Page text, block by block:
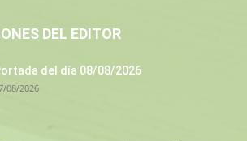
DEL EDITOR
del día 08/08/2026
08/2026